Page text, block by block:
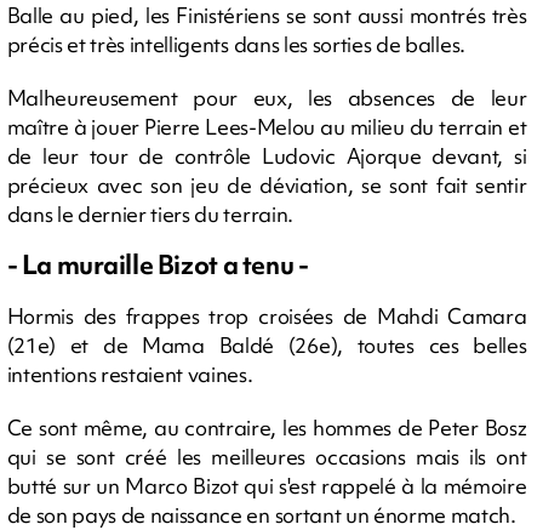
Balle au pied, les Finistériens se sont aussi montrés très
précis et très intelligents dans les sorties de balles.
Malheureusement pour eux, les absences de leur
maître à jouer Pierre Lees-Melou au milieu du terrain et
de leur tour de contrôle Ludovic Ajorque devant, si
précieux avec son jeu de déviation, se sont fait sentir
dans le dernier tiers du terrain.
- La muraille Bizot a tenu -
Hormis des frappes trop croisées de Mahdi Camara
(21e) et de Mama Baldé (26e), toutes ces belles
intentions restaient vaines.
Ce sont même, au contraire, les hommes de Peter Bosz
qui se sont créé les meilleures occasions mais ils ont
butté sur un Marco Bizot qui s'est rappelé à la mémoire
de son pays de naissance en sortant un énorme match.